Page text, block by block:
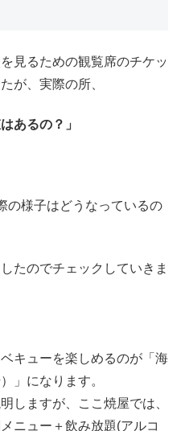
見るための観覧席のチケッ
が、実際の所、
あるの？」
の様子はどうなっているの
たのでチェックしていきま
キューを楽しめるのが「海
」になります。
しますが、ここ焼屋では、
ニュー＋飲み放題(アルコ